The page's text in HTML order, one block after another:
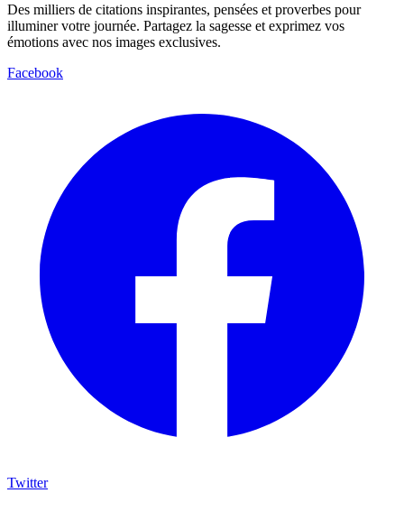
Des milliers de citations inspirantes, pensées et proverbes pour
illuminer votre journée. Partagez la sagesse et exprimez vos
émotions avec nos images exclusives.
Facebook
Twitter